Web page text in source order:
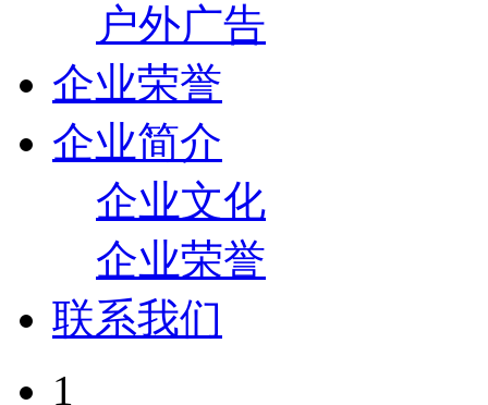
户外广告
企业荣誉
企业简介
企业文化
企业荣誉
联系我们
1